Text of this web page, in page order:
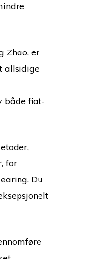
Zhao, er
allsidige
både fiat-
for
Du